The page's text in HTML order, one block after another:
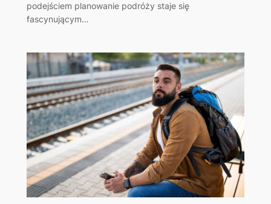
podejściem planowanie podróży staje się
fascynującym…